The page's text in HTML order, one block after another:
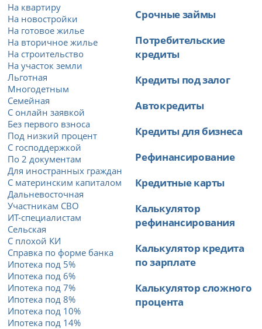
На квартиру
На новостройки
На готовое жилье
На вторичное жилье
На строительство
На участок земли
Льготная
Многодетным
Семейная
С онлайн заявкой
Без первого взноса
Под низкий процент
С господдержкой
По 2 документам
Для иностранных граждан
С материнским капиталом
Дальневосточная
Участникам СВО
ИТ-специалистам
Сельская
С плохой КИ
Справка по форме банка
Ипотека под 5%
Ипотека под 6%
Ипотека под 7%
Ипотека под 8%
Ипотека под 10%
Ипотека под 14%
Срочные займы
Потребительские
кредиты
Кредиты под залог
Автокредиты
Кредиты для бизнеса
Рефинансирование
Кредитные карты
Калькулятор
рефинансирования
Калькулятор кредита
по зарплате
Калькулятор сложного
процента